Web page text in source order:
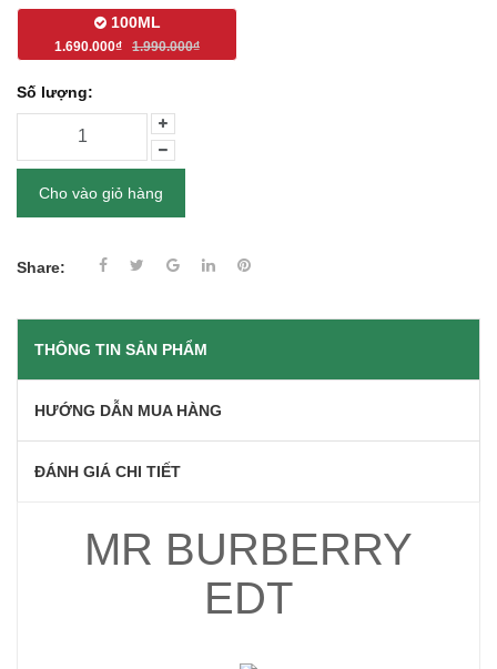
100ML
1.690.000₫ 1.990.000₫
Số lượng:
Cho vào giỏ hàng
Share:
THÔNG TIN SẢN PHẨM
HƯỚNG DẪN MUA HÀNG
ĐÁNH GIÁ CHI TIẾT
MR BURBERRY
EDT